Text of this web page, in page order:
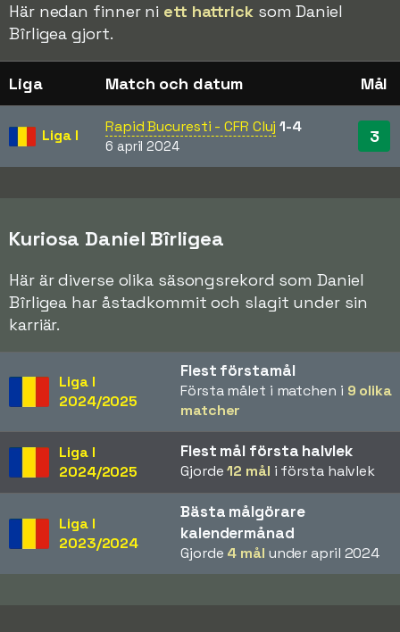
Här nedan finner ni ett hattricksom Daniel
Bîrligea gjort.
Liga Match och datum Mål
Liga I Rapid Bucuresti - CFR Cluj 1-4
6 april 2024 3
Kuriosa Daniel Bîrligea
Här är diverse olika säsongsrekord som Daniel
Bîrligea har åstadkommit och slagit under sin
karriär.
Liga I
2024/2025
Flest förstamål
Första målet i matchen i 9 olika
matcher
Liga I
2024/2025
Flest mål första halvlek
Gjorde12 mål i första halvlek
Liga I
2023/2024
Bästa målgörare
kalendermånad
Gjorde 4 mål under april 2024